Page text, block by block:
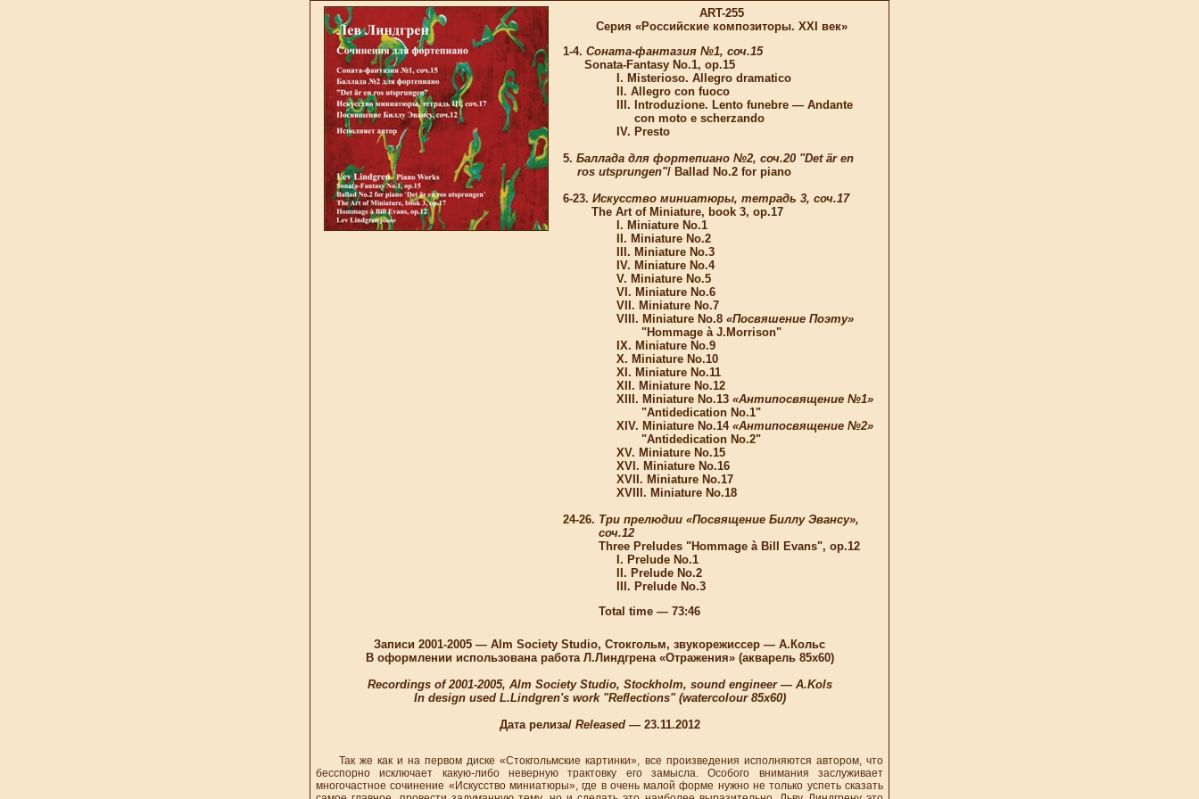
ART-255
Серия «Российские композиторы. XXI век»
1-4. Соната-фантазия №1, соч.15
Sonata-Fantasy No.1, op.15
I. Misterioso. Allegro dramatico
II. Allegro con fuoco
III. Introduzione. Lento funebre — Andante
con moto e scherzando
IV. Presto
5. Баллада для фортепиано №2, соч.20 "Det är en
ros utsprungen"/ Ballad No.2 for piano
6-23. Искусство миниатюры, тетрадь 3, соч.17
The Art of Miniature, book 3, op.17
I. Miniature No.1
II. Miniature No.2
III. Miniature No.3
IV. Miniature No.4
V. Miniature No.5
VI. Miniature No.6
VII. Miniature No.7
VIII. Miniature No.8 «Посвяшение Поэту»
"Hommage à J.Morrison"
IX. Miniature No.9
X. Miniature No.10
XI. Miniature No.11
XII. Miniature No.12
XIII. Miniature No.13 «Антипосвящение №1»
"Antidedication No.1"
XIV. Miniature No.14 «Антипосвящение №2»
"Antidedication No.2"
XV. Miniature No.15
XVI. Miniature No.16
XVII. Miniature No.17
XVIII. Miniature No.18
24-26. Три прелюдии «Посвящение Биллу Эвансу»,
соч.12
Three Preludes "Hommage à Bill Evans", op.12
I. Prelude No.1
II. Prelude No.2
III. Prelude No.3
Total time — 73:46
Записи 2001-2005 — Alm Society Studio, Стокгольм, звукорежиссер — А.Кольс
В оформлении использована работа Л.Линдгрена «Отражения» (акварель 85x60)
Recordings of 2001-2005, Alm Society Studio, Stockholm, sound engineer — A.Kols
In design used L.Lindgren's work "Reflections" (watercolour 85x60)
Дата релиза/ Released— 23.11.2012
Так же как и на первом диске «Стокгольмские картинки», все произведения исполняются автором, что
бесспорно исключает какую-либо неверную трактовку его замысла. Особого внимания заслуживает
многочастное сочинение «Искусство миниатюры», где в очень малой форме нужно не только успеть сказать